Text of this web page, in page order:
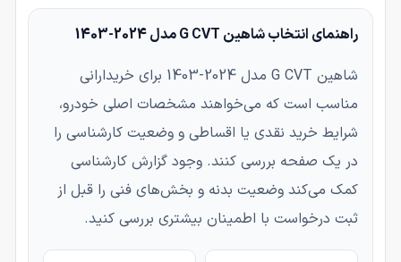
راهنمای انتخاب شاهین G CVT مدل 2024-1403
شاهین G CVT مدل 2024-1403 برای خریدارانی
مناسب است که می‌خواهند مشخصات اصلی خودرو،
شرایط خرید نقدی یا اقساطی و وضعیت کارشناسی را
در یک صفحه بررسی کنند. وجود گزارش کارشناسی
کمک می‌کند وضعیت بدنه و بخش‌های فنی را قبل از
ثبت درخواست با اطمینان بیشتری بررسی کنید.